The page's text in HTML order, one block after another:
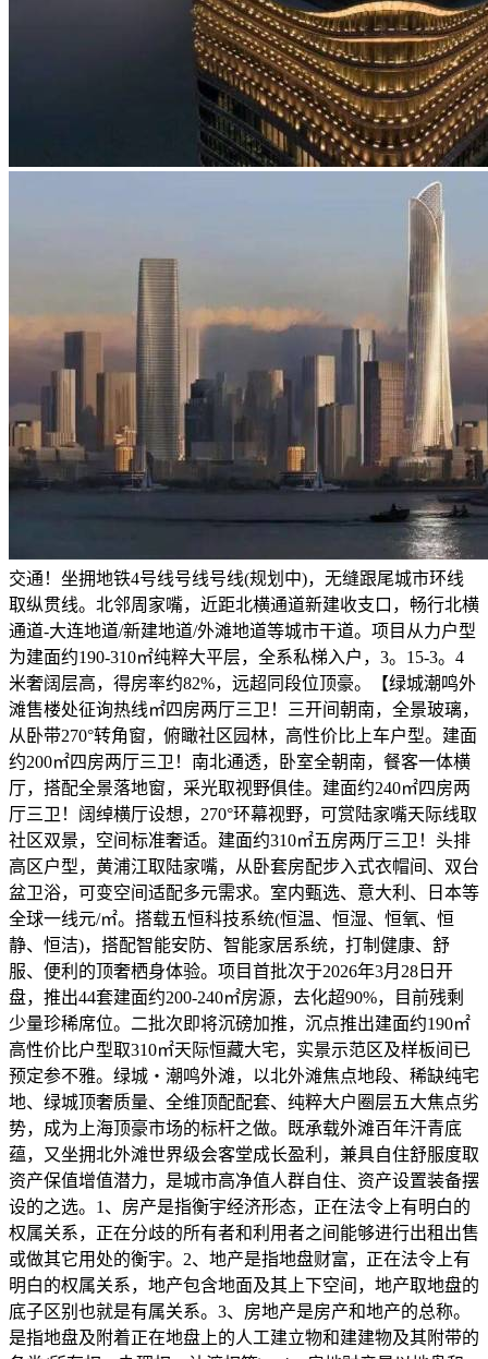
交通！坐拥地铁4号线号线号线(规划中)，无缝跟尾城市环线取纵贯线。北邻周家嘴，近距北横通道新建收支口，畅行北横通道-大连地道/新建地道/外滩地道等城市干道。项目从力户型为建面约190-310㎡纯粹大平层，全系私梯入户，3。15-3。4米奢阔层高，得房率约82%，远超同段位顶豪。【绿城潮鸣外滩售楼处征询热线㎡四房两厅三卫！三开间朝南，全景玻璃，从卧带270°转角窗，俯瞰社区园林，高性价比上车户型。建面约200㎡四房两厅三卫！南北通透，卧室全朝南，餐客一体横厅，搭配全景落地窗，采光取视野俱佳。建面约240㎡四房两厅三卫！阔绰横厅设想，270°环幕视野，可赏陆家嘴天际线取社区双景，空间标准奢适。建面约310㎡五房两厅三卫！头排高区户型，黄浦江取陆家嘴，从卧套房配步入式衣帽间、双台盆卫浴，可变空间适配多元需求。室内甄选、意大利、日本等全球一线元/㎡。搭载五恒科技系统(恒温、恒湿、恒氧、恒静、恒洁)，搭配智能安防、智能家居系统，打制健康、舒服、便利的顶奢栖身体验。项目首批次于2026年3月28日开盘，推出44套建面约200-240㎡房源，去化超90%，目前残剩少量珍稀席位。二批次即将沉磅加推，沉点推出建面约190㎡高性价比户型取310㎡天际恒藏大宅，实景示范区及样板间已预定参不雅。绿城・潮鸣外滩，以北外滩焦点地段、稀缺纯宅地、绿城顶奢质量、全维顶配配套、纯粹大户圈层五大焦点劣势，成为上海顶豪市场的标杆之做。既承载外滩百年汗青底蕴，又坐拥北外滩世界级会客堂成长盈利，兼具自住舒服度取资产保值增值潜力，是城市高净值人群自住、资产设置装备摆设的之选。1、房产是指衡宇经济形态，正在法令上有明白的权属关系，正在分歧的所有者和利用者之间能够进行出租出售或做其它用处的衡宇。2、地产是指地盘财富，正在法令上有明白的权属关系，地产包含地面及其上下空间，地产取地盘的底子区别也就是有属关系。3、房地产是房产和地产的总称。是指地盘及附着正在地盘上的人工建立物和建建物及其附带的各类(所有权、办理权、让渡权等)。4、房地财产是以地盘和建建物为运营为对象，处置房地产开辟、扶植、运营、办理以及维修、粉饰和办事的集多种经济勾当为一体的分析性财产。5、房地产开辟是指正在依法取得地盘利用权的地盘上按照利用性质的要求进行根本设备、衡宇建建的勾当。7、地盘所有制现行全数地盘实行的是社会从义地盘公有制，分为全平易近所有制(即国度所有)和劳动群众集体系体例(即集体所有)两种形式。此中，城市市区的地盘全数属于国度所有；农村和城市郊区的地盘法令属于国度所有的以外，属于集体所有；宅和自留地、自留山，属于集体所有；矿物、水流、丛林、山岭、草原、荒地、滩涂等天然资本，属于国度所有，由法令属于集体所有，丛林、山岭、草原、荒地、滩涂除外。但地上建建物既可认为国度所有，也可认为集体、单元和小我所有。因而，统一房地产，其地盘取地上建建物的所有权往往是不分歧的。10、地盘的利用年限是若何确定的？凡取省市规划河山签定《地盘利用权出让合同书》的用地，其地盘利用年限按国度施行。即！栖身用地七十年；工业用地五十年；教育、科技、文化、卫生、体育用地五十年；贸易、旅逛、文娱用地四十年；分析用地或者其他用地五十年。别的，加油坐、加气坐用地为二十年。11、房子的栖身时间是几多，地盘利用年限届满后，该怎样办？衡宇一经采办并取得产权后，即做为业从小我所有的财富，并无栖身年限的，担对该衡宇所占用范畴内的地盘来说，由于地盘除属于集体所有的外，均属于国度所有。业从所取得的为该地盘的必然年限的利用权。室第用地的地盘利用时间为50—70年，自开辟商取得该地盘利用证书之日起计较。正在该地盘利用年限届满后，地盘将由国度收回。业从能够正在继续交纳地盘出让金或利用费的前提下，继续利用该地盘。12、合做建房是指以一方供给地盘利用权，另一方或多方供给资金合做开辟房地产的房地产开辟形式。13、地盘所有权地盘所有权是指国度或集体经济组织对国度地盘和集体地盘依法享有的拥有、利用、收益和处分的权能。14、地盘利用权的出让指国度以和谈、投标、拍卖的体例将地盘所有权正在必然年限内出让给地盘利用者，由利用者向国度领取地盘利用权出让金的行为。15、地盘利用权让渡是指地盘利用者通过出售、互换、赠取和承继的体例将地盘利用权再转移的行为。16、地盘利用权划拨是指无偿将地盘拨发给利用者利用，一般没有利用刻日的。以无偿划拨取得的地盘利用权，其出让须经及地盘办理部分同意，交补交出让金后方可进行让渡、出租和典质。17、什么是地籍？什么是产籍？我们凡是所指的地籍、产籍、房地产籍是统一概念。它是指地盘的天然情况、社会经济情况和法令情况的查询拜访取登记，包罗了地盘产权的登记和地盘分类面积等内容。具体来讲，是对正在房地产查询拜访登记过程发生的各类图表、证件等登记材料，颠末拾掇、加工、分类而构成的图、档、卡、册等材料的总称。20、地是地籍的最小单位，是指以权属界线、地图是地盘利用合同书附图及房地产登记卡附图。它反映一地的根基环境。包罗！地权属界线、界址点、地内建建取性质、取相邻地的关系等。22、证书附图即房地产后面的附图，是房地产证的主要构成部门，次要反映人具有的房地产环境及房地产所正在地环境。23、楼花一词最早源自是指未落成的物业(即正在建物业)，另一说法即指未正式交付之前的商品房。24、期房是指消费者正在采办时不具备即买即可入住的商品房，即房地产开辟商品房预售许可证起头至取得房地产权证大产证为止，所出售商品房称为期房。消费者正在采办期房时应签商品房预售合同。25、毛坯房房地产商交付屋内只要门框没有门，墙面地面仅做根本处置而未做概况处置的房叫毛坯房。27、成品房是指对墙面、天花、门套、地板实行拆修。(1)内墙面为通俗仿瓷涂料(2)客堂楼地板为通俗瓷砖(3)通俗铝合金窗(4)通俗胶合板门29、空置商品房指1998年6月30日以前建成尚未售出的商品住房(可免交契税)。30、存量房即二手房的书面称号，是相对初次成交的商品房而言。31、二手房凡是是指再次进行买卖买卖的住房。小我采办的新完工的商品房、经济合用住房及单元自建住房，办完产权证后，再次上市买卖，这些都称为二手房。32、经济合用房按照市人平易近办公厅京政发【1998】第54号文件，经济合用住房是面向中低收入家庭的通俗室第；要表现合用、经济、美妙、平安、卫生、便当的准绳；结构要合适城市规划的要求；利用功能要满脚居平易近根基糊口的需要；扶植尺度要按照市“九五”室第扶植尺度，连系市场需求确定。33、房改房正在房改政策出台后，、企事业单元的职工需要按将目前栖身的房子采办下来，我们把为类公房称之为房改房。34、安居房分为哪几种？安居房包罗按出售出租给、事业单元、企业单元职工的准成本房、全成本房、全成本微利房和社会微利房。35、小我住房基金有些单元成立了小我住房基金。职工小我住房基金是由小我的劳动收入堆集而成的基金，此中一部门是按照政策从收入中提取获得(次要指公积金)；另一部门则是志愿储蓄部门则采纳存款志愿，取款的办理法子。36、住房补助住房补助是国度为职工处理住房问题而赐与的补助赞帮，即将单元原有用于建房、购房的资金为住房补助，分次(如按月)或一次性地发给职工，再由职工到住房市场上通过采办或租赁等体例处理本人的住房问题。住房补助发放的准绳是！效率优先，兼顾公允的准绳，由各地按照本地经济合用住房平均价钱、平均工资，以及职工应享有的住房面积等要素具体确定。37、衡宇的折旧衡宇折旧是逐渐收受接管衡宇投资的形式，即衡宇的折旧费。折旧费是指衡宇建制价值的平均损耗。衡宇正在持久的利用中，虽然保留原有的实物形态，但因为天然损耗和报酬的损耗，客不雅存正在的价值也会逐步削减。这部门因损耗而削减的价值，以货泉形态来表示，就是折旧费。确定折旧费的根据是建建制价残值、清理费用和折旧年限。38、衡宇的所有权是指对衡宇全面安排的。衡宇的所有权分为拥有权、利用权、收益权和处分权四项权能，这也是衡宇所有权的四项根基内容。39、衡宇的拥有权凡是由所有权人来行使，但有时也由别人来行使，这就是利用权取所有权分手的环境。40、衡宇的利用权是对衡宇的现实操纵。通过必然法令契约，非衡宇所有权人也可获得衡宇的利用权。42、衡宇的处分权是所有权中一项最根基的权能。衡宇的处分权由房从行使。有时衡宇处分权也遭到必然的。44、室第的“全数产权”是指按市场价和成本价采办的衡宇，购房者具有全数产权。经济合用房亦属于全数产权。45、室第的“部门产权”是指职工按尺度价采办的公有室第。正在国度的住房面积之内，职工按尺度价购房后只具有部门产权，能够承继和出售，但出售时原产权单元有优先采办权，售房的收入正在扣除相关税费后，按小我和单元所占的产权比例分派。46、房产交换是衡宇所有人或利用人之间，正在彼此志愿的根本上，采用等价不等价加弥补的体例彼此互换住房的行为。一般分为所有权交换和利用权交换两种形式。48、建立物是指建建物中除衡宇以外的工具，人们一般间接正在内进行出产和糊口勾当，如烟囱、水井、道、桥梁等。57、栖身小区总用地是包罗室第总用地，公共建建设备总用地，道、广场用地、天井、绿化用地的总和。61、道、广场用地指小区内从次干道、支道、人行道、绿化带两头宽度大于1。5米的步行道及泊车、回车广场和有铺砌地面的场地面积之和。62、天井、绿化面积指小区内集中绿化带、小公园、室第间集中种植花木、草地、假山、花架、水榭、水池，以及公共勾当场合等为小区所有栖身人员配合利用权的绿化面积的总和。64、人均室第用地面积(平方米/人)人均室第用地面积=小区内总室第用地/本小区规划栖身总人数。66、室第的建建面积亦称建建展开面积，它是指室第建建外墙外围线测定的各层平面面积之和。它是暗示一个建建物规模大小的经济目标。它包罗三项，即利用面积、辅帮面积和布局面积。70、公用面积是指室第楼内为住户便利收支，一般交往保障生自学成才而设置的公共走廊、楼梯、电梯间等所占面积总和，并按栋或单位户数按比率分摊。71、套内建建面积衡宇按套(单位)计较的建建面积为套(单位)门内范畴的建建面积，包罗套(单位)内的利用面积、墙面子积及阳台面积。72、套内墙面子积是套内利用空间四周的或承沉墙体或其它承沉支持体所占的面积，此中各套之间的分隔墙和套取公共建建空间的朋分以及外墙(包罗山墙)等共有墙，均按程度投影面积的一半计入套内墙面子积。套内墙体按程度投影面积全数计入套内墙面子积。73、公用建建面积各产权从体配合拥有或配合利用权的建建面积，指各套(单位)以外为各户配合利用，不成朋分的建建面积。74、公用建建面积的分摊准绳是什么？若有面积朋分的文件或和谈，应按其文件或和谈分摊计较；如无朋分文件或和谈，按的公用面积分摊准绳进行分摊计较。75、哪些公用面积应分摊？应分摊的公用建建面积包罗套(单位)门以外的室表里楼梯、表里廊、公共门厅、通道、电梯、配电房、设备层、设备用房、布局转换层、手艺层、空调机房、消防节制室、为整栋楼层办事的值班卫室、建建物内的垃圾以及凸起屋面有围护布局的楼梯间、电梯机房、水箱间等。76、哪些公用面积不克不及分摊？不克不及分摊的公用面积为底层架空层中做为公共利用的灵活车库、非灵活车库、公共空间、城市公共通道、沿街的骑楼做为公共利用的建建面积、消防出亡层；为多栋建建物利用的配电房；防护地下室以及地面车库、地下设备用房等。77、套内阳台建建面积套内阳台建建面积均按阳台外围取衡宇外墙之间的程度投影面积计较。此中封锁的阳台按程度投影全数计较建建面积，未封锁的阳台按程度投影的一半计较建建面积。78、套内利用面积指套内住户独自利用的面积，一般包罗卧室、厨房、卫生间、过厅、起居室、内走道、阳台、壁柜等净面积的总和。84、利用面积系数K1(%)利用面积系数=总利用面积(平方米)/总建建面积(平方米)×100%。85、栖身面积系数K2(%)栖身面积系数=总栖身面积(平方米)/总建建面积(平方米)×100%。86、布局面积系数K3(%)布局面积系数=总布局面积(平方米)/总建建面积(平方米)×100%。87、绿地率是指规划扶植用地范畴内的绿地面积取规划扶植用地面积之比。88、绿化率是指植被垂积取规划扶植用地面积之比。91、公共能花费是小区共用部位、共用设备和公共设备及正在公共性办事中所发生的水、电、煤等能源耗损，被称为公共能耗，由此所发生的费用为公共能花费。92、商品房预售俗称“卖楼花”，即正在房地产尚未建成以前，房地产的经销商正在取得受买人必然数量的定金后，将期房出售给受买人。93、商品房现售是指房地产开辟企业将完工验收及格的商品房出售给买受人，并由买受人领取房价款的行为。94、外销房是指房地产开辟企业按外资工做从管部分的，通过实行地盘批租形式，报打算从管部分列入正式项目打算，建成后用于向境内境外出售的室第、贸易用房及其它建建物。95、内销房是指房地产开辟企业通过实行地盘利用权出让形式，颠末从管部分审批，建成后用于正在国内范畴(目前不包罗出格行政区、澳门和)出售的室第、贸易用房及其它建建物。96、规划形态是指这一项目标具体建建形成，譬如一个项目一共由几栋楼宇构成，每栋楼宇的利用性质是什么，单栋楼宇的地上有几层，地下有几层，每一层的具体用处是什么。98、单位式室第是指正在多层、高层楼房中的一种室第建建形式；凡是每层楼面只要一个楼梯，住户由楼梯平台间接进入分户门，一般多层室第每个楼梯能够放置24到28户。所以每个楼梯的节制面积又称为一个栖身单位。101、套型是指层住空间的大小范畴。俗称！小套、中套、大套。102、面积配比指的是各类面积范畴的单位正在某一楼盘单位总数中各自所占比例的几多。103、款式配比是二房二厅、三房二厅等各类款式的单位正在某一楼盘的单位总数中各自所占的比例的几多。104、阁楼是指位于衡宇坡屋顶下部的房间。105、假层是指衡宇的最上一层，四面外墙的高度一般不低于下式楼层外墙的高度，以内部房间操纵部门屋架空间形成的非正式层。106、通俗室第是指按一般平易近用室第尺度制的栖身用室第，高级公寓、别墅、度假村等不属于通俗室第的范围。107、公寓是指二层以上供多户人家栖身的楼房建建。108、纯办公楼是指专为各类公司的日常营运供给办公勾当空间的大楼。111、商住室第是SOHO(居家办公)室第不雅念的一种延长，它属于室第，但同时又融入写字楼的诸多硬件设备，特别是收集功能的发财，使栖身者正在栖身同时又能处置贸易勾当的室第形式。112、别墅是指正在郊区或风光区建制的供住宿休养用的花圃室第。此中三户或三户以上连体的别墅为连栋别墅，二户连体的别墅为双拼别墅，单楼独栋的则为独栋别墅。113、TOWNHOUSE(联排别墅)准确的译法该当为城区室第，是从欧洲舶来的，其原始意义是指正在城区衡宇。目前是指建于城郊，高绿化率，室第功能齐备的景不雅型联排别墅。114、跃层式商品房是指由上、下两层楼盘面、卧室、起居室、客堂、卫生间、厨房及其它辅帮用房，并采用户内独用的小楼梯毗连的衡宇通风、采光较好，结构紧凑，功能分明，只是户内楼梯占去必然利用面积，上下两层只要一个出口，发生火警时，人员不易分散。115、复式商品房是由建建师创制设想的一种经济型衡宇，是正在层高的一层楼中增建一个夹层，从而构成上下两层的楼盘房。现实层高要大大低于跃层式室第。复式室第基层供起居、餐饮、洗浴用，上层供歇息、储藏用，户内设多处入墙式壁柜和楼梯。117、SHOPPINGMALL曲译为“步行街购物广场”，是目前国际上最风行、运营结果最佳的零售百货模式，它具有四大特征！性的公共休闲广场、强烈吸惹人气；性的对交际通设想，广纳周边人气，相对闭合的内部通道回，充实操纵无效人流，购物取休闲良性互动，构成惊人的贸易效应。119、商品房的均价是指商品房的发卖价钱相加当前的和除以单元建建面积的和，即得出每平方米的价钱。120、基价颠末核算而确定的每平方米根基价钱，商品房的发卖价一般以基数增减楼层和朝向差价后得出。121、定金只是预付款的一部门，起不到债务的感化，正在开辟商违约不签定合同的环境下，无法获得双倍的返还。122、订金只是预付款的一部门，起不到债务的感化，正在开辟商违约不签定合同的环境下，无法获得双倍的返还。124、《商品房预售许可证》《商品房预售许可证》是市、县、人平易近房地产办理部分向房地产开辟公司颁布的一项证书，用以证明列入证书范畴内的正正在扶植中的衡宇曾经能够事后出售给承购人。125、契税契税是指衡宇所有权发生变动时，就当事人所订契约按房价的必然比例向产权承受人征收的一次性税收。它是对房地产权变更征收的一种特地税种。(买卖手续费经济合用房减半)126、公共维修基金公共维修基金是指室第楼房的公共部位和共用设备、设备的维护基金。商品房的公共维修基金由购房人正在购房时交纳，比例为购房款的2%。127、印花税印花税是对经济勾当和经济交往中书立、领受凭证征收的一种税。它是一种兼有行为性质的凭证税，具有征收面广、税负轻、由纳税人自行采办并粘贴印花税票完成纳税权利等特点。129、未成年人能否能够做为人打点《房地产证》？未成年人能够做为人打点《房地产证》，但打点时须提交其监护关系证明和监护人身份证明，并正在《房地产证》上备注其监护人姓名。因为未成年报酬没有平易近事行为能力或平易近事行为能力的人，因而正在处分该房地产时必需合适相关法令。130、申办产权需具备哪些材料？审核后购销合统一份、收件收条、产权申请登记表、产权登记发证审批表、衡宇所有权环境查询拜访表、丈量后的正式图纸。132、房地产权初始登记指对未经登记机关确认其房地产，领取房地产证书的地盘利用权及建建物、附着物的所有权进行的登记。133、房地产登记即房地产产权登记，它是国度为健全法制，加强城镇房地产办理，依法确认房地产产权的手续。城市房地产权属都必需向房地产所正在地的房地产办理机关申请登记。经审查确认产权后，由房地产办理机关发给《房地产产权证》。产权登记是房地产办理的，只要通过产权登记，才能对各类房地产权失实施无效的办理。134、房地产登记的品种有哪些？房地产登记的品种分为初始登记、转移登记、典质登记、变动登记、其它登记。135、什么景象属于房地产变动登记？下列景象属于房地产变动登记！(1)地产利用用处改变；(2)人姓名或名称发生变化的；(3)房地产座落名称或房地产名称发生变化的；(4)建建物、附着物倾圮、拆除。136、房地产登记是以什么单元进行登记的？房地产登记是以一地盘为单元进行登记的。所谓一地盘，是指以权属界线构成的封锁地块。一地盘存正在两个或两个以上人的，大家别离对该地盘上的建建物、附着物的所有权和具有的地盘利用权份额申请登记。137、申请房地产登记，可否委托他人代办署理？申请房地产登记，申请人能够委托他人代办署理。由代办署理人打点申请登记的，应向登记机关提交申请人的委托书。境外申请人的委托书应按颠末公证或认证。138、确权确权就是房地产登记机关对房地产简直认。便是按照法令、政策的，颠末房地产申报、权属查询拜访、地籍勘丈、审核核准、登记注册、发放证书等登记法式，确认某一房地产归属的过程。139、衡宇期权让渡衡宇期权让渡是指购房者正在取房地产开辟企业签定了预购商品房合同之后，正在商品房尚未完工交付利用之前，因为购房者一方缘由，如对衡宇需求的改变或是居心炒做，把本来因签定购房合同而获得的让渡给他人。衡宇期权让渡，有的处所将其称为“楼花”让渡或“炒楼花”。140、房地产让渡是指具有地盘利用权及地盘上建建物、附着物所有权的天然人、法人和其他组织，通过买卖、互换、赠取将房地产转移给他人的法令行为。141、房地产让渡时，其他公用设备能否一路让渡？房地产让渡时，让渡人对同地盘上的道绿地、休闲憩地、空间余地、电梯、楼梯、连廊、露台或者其他公用设备所具有的权益同时转移。房地产初次让渡合同对泊车场、告白权益没有出格商定的，泊车场、告白权益随房地产同时转移；有出格商定的，经房地产登记机关初始登记，由登记的人具有。142、申请典质登记应提交什么材料？(1)《房地产典质登记申请书》；(2)委托书；(3)房地产证；(4)夫妻两边身份证、户口簿、成婚证或未婚姻证明；(5)商品房买卖合同和小我住房告贷合同。144、已典质的房地产可否让渡？按照《中华人平易近法律王法公法》的，已典质的房地产能够让渡，但应由典质人、以房地产典质向银行贷款，能否必然要打点登记？以房地产做为典质物向银行贷款，必然要到房地产登记部分打点典质登记手续。按照《中华人平易近法律王法公法》的，典质合同自登记之日起生效，所以，只要打点了典质登记，典质合同才有法令效力。146、告贷人若何银行贷款？贷款刻日正在1年内(含1年)的，实行到期本息一次性了债的还款体例。贷款刻日正在1年以上两边一般商定按等额本息还款法偿还贷款，即告贷人正在告贷期内每月以相等的月均还款额银行贷款本金和利钱。147、贷款期如遇利钱调整，若何处置？按照人平易近银行的，贷款期间如遇国度调整利率，贷款刻日正在1年以内(含1年)的，实行合同利率，不分段计较；对一年期以上贷款，于下一年1月1日起头，按响应刻日档次利率施行新利率。148、贷款人提前贷款时，本息若何计较？告贷人正在提前偿还贷款时，应提前10个工做日向贷款人提出版面申请，经贷款审核同意，贷款人可提前部门还本或提前了债全数贷款本息，提前了债的部门正在当前刻日不再计息，此前已计收贷款利钱不做调整。149、衡宇租赁是指衡宇所有权人做为出租人将其衡宇出租给承租人利用，由承租人向出租人领取房钱的行为。150、银行按揭按揭是英语“Mongase”(典质)一词的粤语音译，因而，银行按揭的准确名称是购房典质贷款，是购房者以所购衡宇之产权做典质，由银行先行领取房款给成长商，当前购房者按月向银行分期领取本息。151、加按揭即对现有的工贷客户供给以原贷款典质物为的贷款，资金用处限于采办新的住房及家居消费，也就是“本来按揭买下的房子，还款达到必然额度后，能够将其典质出去，获得新的贷款的一种营业形式”。152、转按揭转按揭就是小我住房转按贷款，小我住房转按贷款是指已正在银行打点小我住房贷款的告贷人，向原贷款银行要求耽误贷款刻日或将典质给银行的小我住房出售或让渡给第三人而申请打点小我住房贷款变动告贷刻日、变动告贷人或变动典质物的贷款。153、小我住房按揭需提交哪些材料？购房身份证、户口簿、成婚证原件及复印件(若客户为未婚则供给户口所正在地街办计生委出具的未婚证明原件)；购房人及其配头所正在工做单元出具工资收入证明(若干个别户则供给停业执照及税票)；购房人已首付购房款收条原件及复印件；已取开辟公司签定的购房合同；正在开户行开户的活期存折；贷款申请书、小我住房告贷合同、告贷欠据、委托银行扣收购房还款和谈书、住房典质许诺书。155、等额本金还款法等额本金还款法是一种计较很是简洁，适用性很强的一处还款体例。根基算法道理是正在还款期内按期等额偿还本金，并同时还清当期未偿还的本金所发生的利钱。体例能够是按月还款和按季还款。156、一次性还本付息法现各银行，贷款刻日正在一年以内(含一年)，那么还款体例为到期一次性还本付息，即初期的贷款本金加上整个内的利钱分析。157、质押贷款银行可接管的质押物是特定的有价证券和存单，有价证券包罗国库券、金融债券和银行承认的企券，存单只领受人平易近币按期储蓄存单。告贷人申请质押贷款，质押凭证所载金额必需跨越贷款额度，即质押凭证所载金额要至多大于贷款额度的10%。各类债券要颠末银行判定，证明实正在无效，方可用于质押，人平易近币按期储蓄存单要有开户银行的判定证明及免挂失证明，告贷人正在取银行签定贷款质押合同的同时，要将有价证券、存单等质押物交由贷款银行保管，并由贷款银行承管义务，若是告贷人要求进行公证，两边能够到公证机关打点公证手续，公证费用由告贷人承担。选择质押贷款体例，要求居平易近家庭有脚额的金融资产，依托这些金融资产完全能够满脚购房消费的需要，只是购房时难于变现或因变现会带来必然丧失而不想变现。因而，采纳质押体例，只要少数人才能做到。158、小我住房贷款？中国人平易近银行于1997年4月公布了《小我住房贷款办理法子》(该法子正在1998年5月进行了点窜)。按照该法子的定义，小我住房贷款是指告贷人或第三人以所购住房和其他